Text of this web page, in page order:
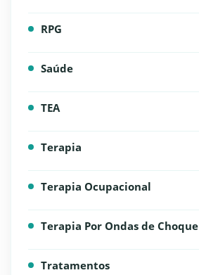
RPG
Saúde
TEA
Terapia
Terapia Ocupacional
Terapia Por Ondas de Choque
Tratamentos